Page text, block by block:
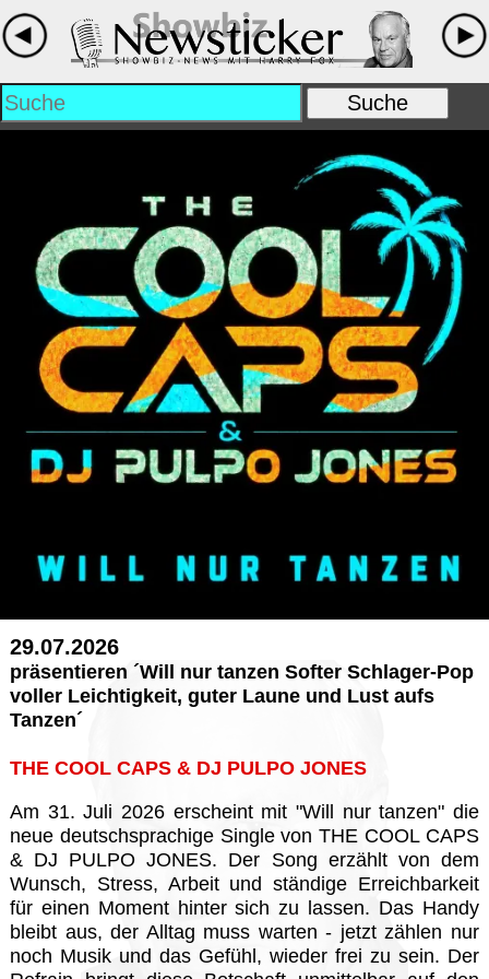
29.07.2026
präsentieren ´Will nur tanzen Softer Schlager-Pop
voller Leichtigkeit, guter Laune und Lust aufs
Tanzen´
THE COOL CAPS & DJ PULPO JONES
Am 31. Juli 2026 erscheint mit "Will nur tanzen" die
neue deutschsprachige Single von THE COOL CAPS
& DJ PULPO JONES. Der Song erzählt von dem
Wunsch, Stress, Arbeit und ständige Erreichbarkeit
für einen Moment hinter sich zu lassen. Das Handy
bleibt aus, der Alltag muss warten - jetzt zählen nur
noch Musik und das Gefühl, wieder frei zu sein. Der